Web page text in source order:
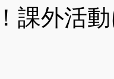
課外活